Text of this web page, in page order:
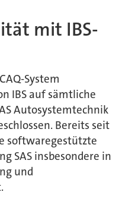
mit IBS-
System
IBS auf sämtliche
Autosystemtechnik
Bereits seit
softwaregestützte
SAS insbesondere in
und